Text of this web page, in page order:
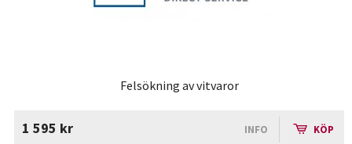
Felsökning av vitvaror
1 595 kr INFO KÖP